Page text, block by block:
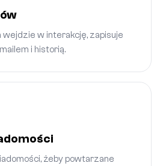
wejdzie w interakcję, zapisuje
i historią.
żeby powtarzane